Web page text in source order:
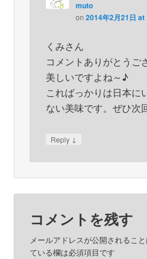
muto
on 2014年2月21日 at
くみさん
コメントありがとうご
美しいですよね～♪
こればっかりは日本に
ない美味です。ぜひ次
Reply ↓
コメントを残す
メールアドレスが公開されること
ている欄は必須項目です